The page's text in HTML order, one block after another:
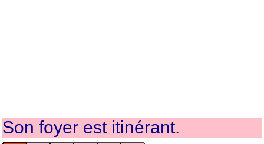
Son foyer est itinérant.